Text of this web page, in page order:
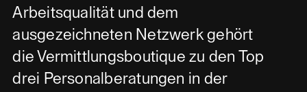
Arbeitsqualität und dem
ausgezeichneten Netzwerk gehört
die Vermittlungsboutique zu den Top
drei Personalberatungen in der